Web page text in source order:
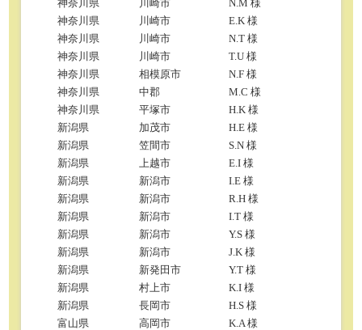
神奈川県
川崎市
N.M 様
神奈川県
川崎市
E.K 様
神奈川県
川崎市
N.T 様
神奈川県
川崎市
T.U 様
神奈川県
相模原市
N.F 様
神奈川県
中郡
M.C 様
神奈川県
平塚市
H.K 様
新潟県
加茂市
H.E 様
新潟県
笠間市
S.N 様
新潟県
上越市
E.I 様
新潟県
新潟市
I.E 様
新潟県
新潟市
R.H 様
新潟県
新潟市
I.T 様
新潟県
新潟市
Y.S 様
新潟県
新潟市
J.K 様
新潟県
新発田市
Y.T 様
新潟県
村上市
K.I 様
新潟県
長岡市
H.S 様
富山県
高岡市
K.A 様